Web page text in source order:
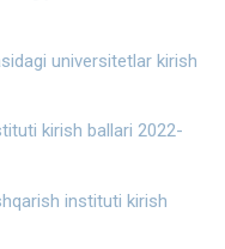
universitetlar kirish
kirish ballari 2022-
instituti kirish